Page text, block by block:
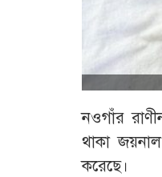
নওগাঁর
থাকা জয়নাল
করেছে।